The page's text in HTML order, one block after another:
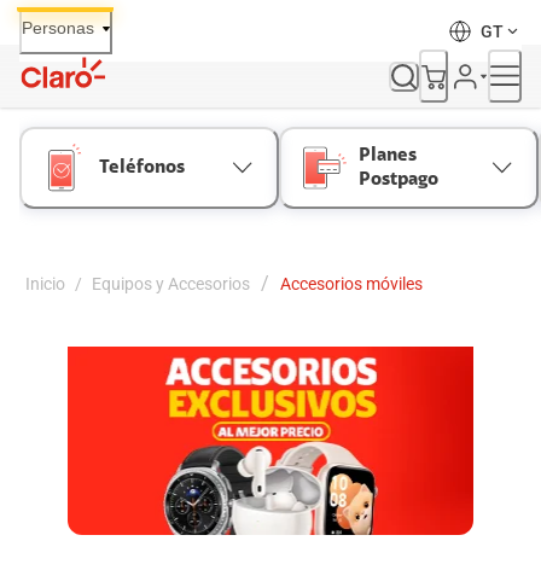
Skip
Content
Personas GT
Teléfonos
Planes
Postpago
Inicio / Equipos y Accesorios / Accesorios móviles